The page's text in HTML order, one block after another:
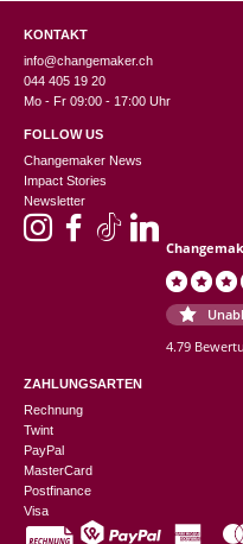
KONTAKT
info@changemaker.ch
044 405 19 20
Mo - Fr 09:00 - 17:00 Uhr
FOLLOW US
Changemaker News
Impact Stories
Newsletter
4.79
ZAHLUNGSARTEN
Rechnung
Twint
PayPal
MasterCard
Postfinance
Visa